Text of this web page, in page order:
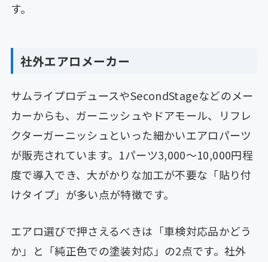
す。
社外エアロメーカー
サムライプロデュースやSecondStageなどのメー
カーからも、ガーニッシュやドアモール、リフレ
クターガーニッシュといった細かいエアロパーツ
が販売されています。1パーツ3,000〜10,000円程
度で導入でき、大がかりな加工が不要な「貼り付
けタイプ」が多い点が特徴です。
エアロ選びで押さえるべきは「車検対応品かどう
か」と「純正色での塗装対応」の2点です。社外